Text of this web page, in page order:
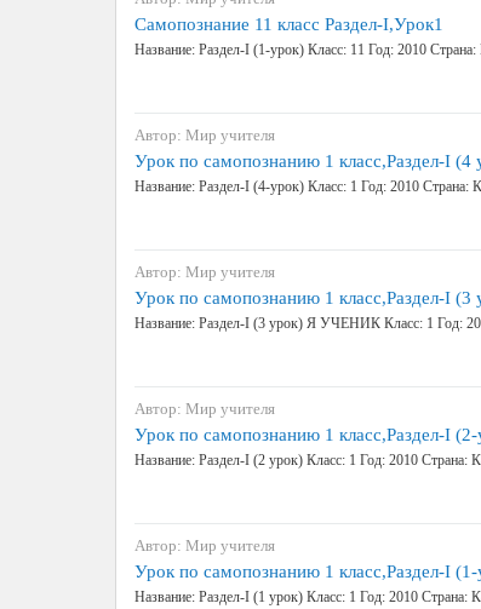
Самопознание 11 класс Раздел-I,Урок1
Название: Раздел-I (1-урок) Класс: 11 Год: 2010
Автор: Мир учителя
Урок по самопознанию 1 класс,Раздел-I (4
Название: Раздел-I (4-урок) Класс: 1 Год: 2010 Страна:
Автор: Мир учителя
Урок по самопознанию 1 класс,Раздел-I (3
Название: Раздел-I (3 урок) Я УЧЕНИК Класс: 1 Год:
Автор: Мир учителя
Урок по самопознанию 1 класс,Раздел-I
Название: Раздел-I (2 урок) Класс: 1 Год: 2010 Страна:
Автор: Мир учителя
Урок по самопознанию 1 класс,Раздел-I
Название: Раздел-I (1 урок) Класс: 1 Год: 2010 Страна: